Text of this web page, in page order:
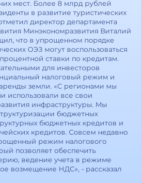
мест. Более 8 млрд рублей
в развитие туристических
директор департамента
Минэкономразвития Виталий
что в упрощенном порядке
ОЭЗ могут воспользоваться
ставки по кредитам.
для инвесторов
налоговый режим и
земли. «С регионами мы
использовали все свои
инфраструктуры. Мы
бюджетных
бюджетных кредитов и
кредитов. Совсем недавно
режим налогового
позволяет обеспечить
ведение учета в режиме
возмещение НДС», - рассказал